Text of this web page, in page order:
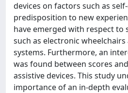
devices on factors such as
predisposition to new
have emerged with respect to
such as electronic
systems. Furthermore, an
was found between scores
assistive devices. This study
importance of an in-depth